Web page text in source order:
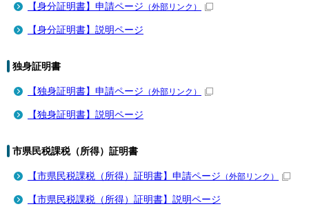
【身分証明書】申請ページ （外部リンク）
【身分証明書】説明ページ
独身証明書
【独身証明書】申請ページ （外部リンク）
【独身証明書】説明ページ
市県民税課税（所得）証明書
【市県民税課税（所得）証明書】申請ページ （外部リンク）
【市県民税課税（所得）証明書】説明ページ